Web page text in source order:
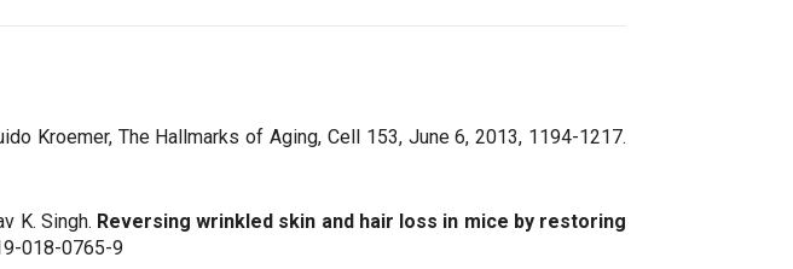
Kroemer, The Hallmarks of Aging, Cell 153, June 6, 2013, 1194-1217.
K. Singh. Reversing wrinkled skin and hair loss in mice by restoring
018-0765-9